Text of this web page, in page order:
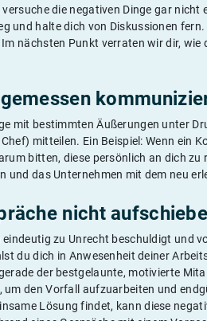
die negativen Dinge gar nicht
und halte dich von Diskussionen
nächsten Punkt verraten wir dir, wie
mit bestimmten Äußerungen unter
mitteilen. Ein Beispiel: Wenn ein
bitten, diese persönlich an dich
und das Unternehmen mit dem neu
nicht
zu Unrecht beschuldigt und
du dich in Anwesenheit deiner
der bestgelaunte, motivierte
um den Vorfall aufzuarbeiten und
Lösung findet, kann diese